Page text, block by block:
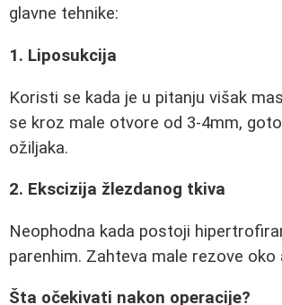
glavne tehnike:
1. Liposukcija
Koristi se kada je u pitanju višak
se kroz male otvore od 3-4mm,
ožiljaka.
2. Ekscizija žlezdanog tkiva
Neophodna kada postoji
parenhim. Zahteva male rezove oko
Šta očekivati nakon operacije?